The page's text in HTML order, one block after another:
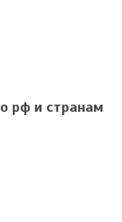
рф и странам